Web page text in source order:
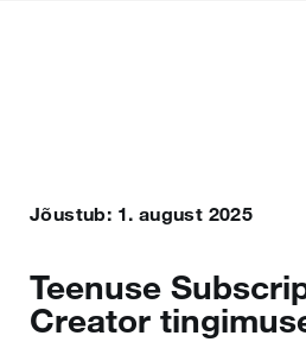
Jõustub: 1. august 2025
Teenuse
Creator
Français
Русский